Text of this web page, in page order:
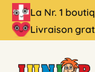
principal
La Nr. 1
Livraison